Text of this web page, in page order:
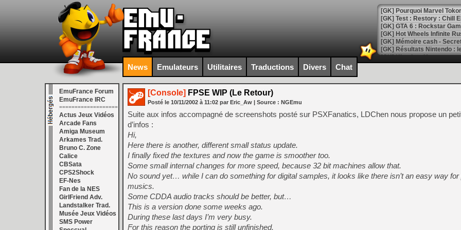
[GK] Pourquoi Marvel
[GK] Test : Restory : Chill
[GK] GTA 6 : Rockstar
[GK] Hot Wheels Infinite
[GK] Mémoire cash -
[GK] Résultats Nintendo :
[GK] Déjà des
[Mo5] Brickboy cherche à
[GK] Minecraft et ses «
[GK] Beast of
[GK] Ubisoft : fin de partie
[GK] Mémoire cash -
[GK] Dan Houser (GTA)
[GK] Comment EA Sports
[GK] Crimson Moon : un
[GK] Isle of Reveries : le
[GK] Moonlighter 2 : The
[GK] Capcom relance
[Mo5] Deux inédits du
[GK] Le beat'em up The
[GK] Endless Legend 2 :
News Emulateurs Utilitaires Traductions Divers Chat
EmuFrance Forum
EmuFrance IRC
===================
Actus Jeux Vidéos
Arcade Fans
Amiga Museum
Arkames Trad.
Bruno C. Zone
Calice
CBSata
CPS2Shock
EF-Nes
Fan de la NES
GirlFriend Adv.
Landstalker Trad.
Musée Jeux Vidéos
SMS Power
[Console] FPSE WIP (Le Retour)
Posté le 10/11/2002 à 11:02 par Eric_Aw | Source : NGEmu
Suite aux infos accompagné de screenshots posté sur PSXFanatics, LDChen nous propose un
d’infos :
Hi,
Here there is another, different small status update.
I finally fixed the textures and now the game is smoother too.
Some small internal changes for more speed, because 32 bit machines allow that.
No sound yet… while I can do something for digital samples, it looks like there isn’t an easy way for
musics.
Some CDDA audio tracks should be better, but…
This is a version done some weeks ago.
During these last days I’m very busy.
For this reason the porting is still unfinished.